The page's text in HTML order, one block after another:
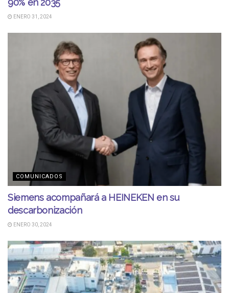
90% en 2035
ENERO 31, 2024
COMUNICADOS
Siemens acompañará a HEINEKEN en su
descarbonización
ENERO 30, 2024